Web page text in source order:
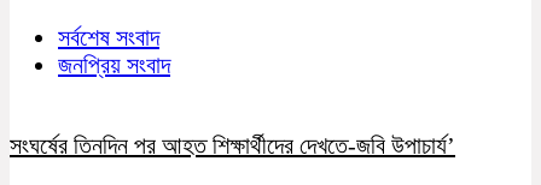
সর্বশেষ সংবাদ
জনপ্রিয় সংবাদ
সংঘর্ষের তিনদিন পর আহত শিক্ষার্থীদের দেখতে-জবি উপাচার্য’